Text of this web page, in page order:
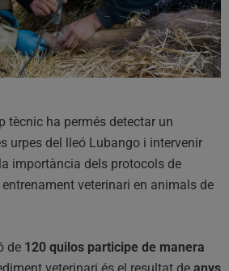
tècnic ha permés detectar un
urpes del lleó Lubango i intervenir
importància dels protocols de
entrenament veterinari en animals de
de 120 quilos participe de manera